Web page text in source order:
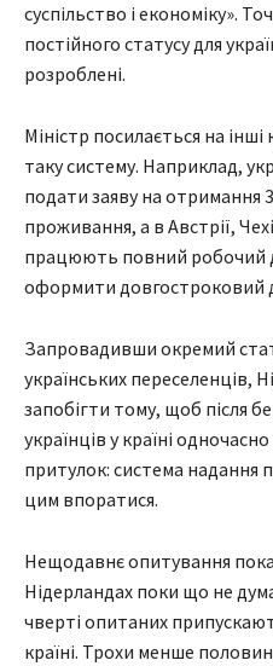
суспільство і економіку».
постійного статусу для
розроблені.
Міністр посилається на
таку систему. Наприклад,
подати заяву на отримання
проживання, а в Австрії,
працюють повний робочий
оформити довгостроковий
Запровадивши окремий
українських переселенців,
запобігти тому, щоб після
українців у країні
притулок: система надання
цим впоратися.
Нещодавнє опитування
Нідерландах поки що не
чверті опитаних
країні. Трохи менше